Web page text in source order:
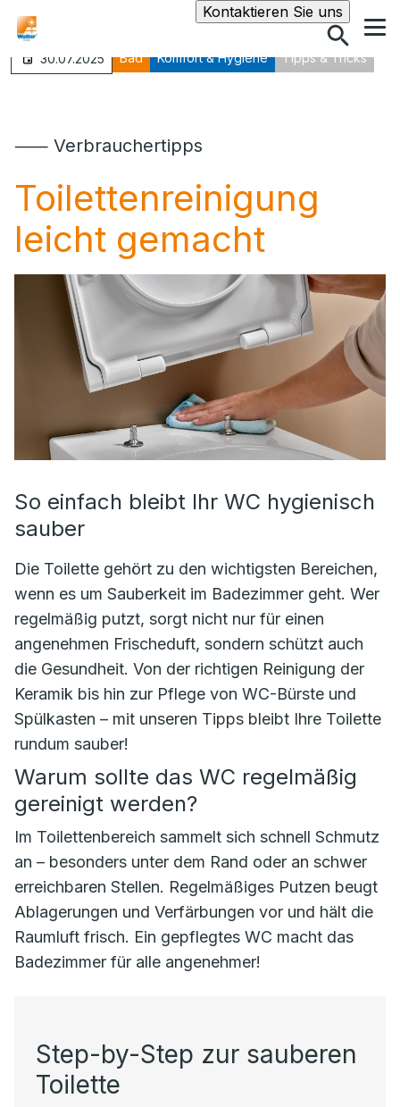
Kontaktieren Sie unsSuche
30.07.2025 Bad Komfort & Hygiene Tipps & Tricks
⸺ Verbrauchertipps
Toilettenreinigung
leicht gemacht
So einfach bleibt Ihr WC hygienisch
sauber
Die Toilette gehört zu den wichtigsten Bereichen,
wenn es um Sauberkeit im Badezimmer geht. Wer
regelmäßig putzt, sorgt nicht nur für einen
angenehmen Frischeduft, sondern schützt auch
die Gesundheit. Von der richtigen Reinigung der
Keramik bis hin zur Pflege von WC-Bürste und
Spülkasten – mit unseren Tipps bleibt Ihre Toilette
rundum sauber!
Warum sollte das WC regelmäßig
gereinigt werden?
Im Toilettenbereich sammelt sich schnell Schmutz
an – besonders unter dem Rand oder an schwer
erreichbaren Stellen. Regelmäßiges Putzen beugt
Ablagerungen und Verfärbungen vor und hält die
Raumluft frisch. Ein gepflegtes WC macht das
Badezimmer für alle angenehmer!
Step-by-Step zur sauberen
Toilette